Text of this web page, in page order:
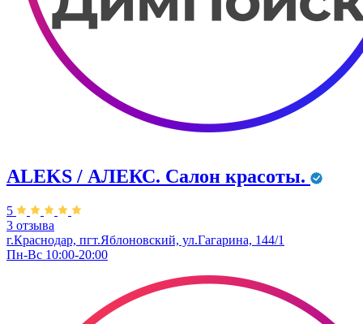
ALEKS / АЛЕКС. Салон красоты.
5
3 отзыва
г.Краснодар, пгт.Яблоновский, ул.Гагарина, 144/1
Пн-Вс 10:00-20:00